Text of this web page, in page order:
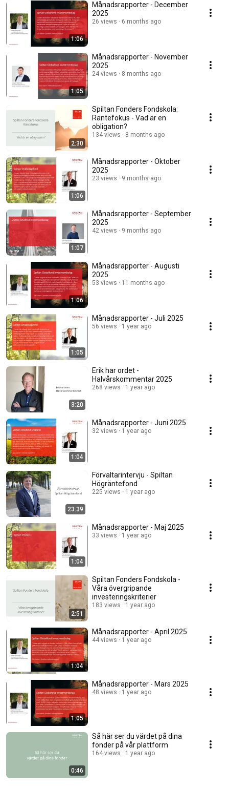
1:06
Månadsrapporter - December
2025
26 views 6 months ago
1:05
Månadsrapporter - November
2025
24 views 8 months ago
2:30
Spiltan Fonders Fondskola:
Räntefokus - Vad är en
obligation?
134 views 8 months ago
1:06
Månadsrapporter - Oktober
2025
23 views 9 months ago
1:07
Månadsrapporter - September
2025
42 views 9 months ago
1:06
Månadsrapporter - Augusti
2025
53 views 11 months ago
1:05
Månadsrapporter - Juli 2025
56 views 1 year ago
3:20
Erik har ordet -
Halvårskommentar 2025
268 views 1 year ago
1:04
Månadsrapporter - Juni 2025
32 views 1 year ago
23:39
Förvaltarintervju - Spiltan
Högräntefond
225 views 1 year ago
1:04
Månadsrapporter - Maj 2025
33 views 1 year ago
2:51
Spiltan Fonders Fondskola -
Våra övergripande
investeringskriterier
183 views 1 year ago
1:04
Månadsrapporter - April 2025
44 views 1 year ago
1:05
Månadsrapporter - Mars 2025
48 views 1 year ago
0:46
Så här ser du värdet på dina
fonder på vår plattform
164 views 1 year ago